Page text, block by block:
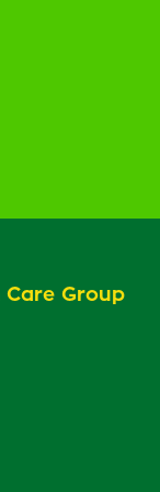
Care Group